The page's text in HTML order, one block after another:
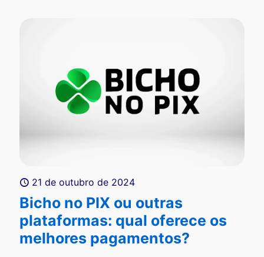
21 de outubro de 2024
Bicho no PIX ou outras
plataformas: qual oferece os
melhores pagamentos?